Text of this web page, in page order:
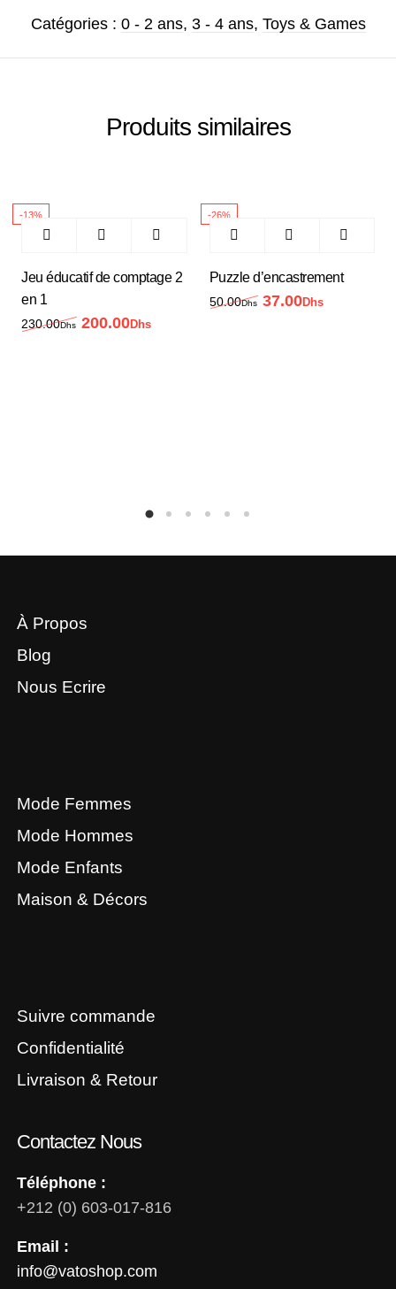
Catégories : 0 - 2 ans, 3 - 4 ans, Toys & Games
Produits similaires
-13%
Jeu éducatif de comptage 2
en 1
230.00Dhs Le prix initial était : 230.00Dhs.
200.00Dhs
-26%
Puzzle d’encastrement
50.00Dhs Le prix initial était :
37.00Dhs
À Propos
Blog
Nous Ecrire
Mode Femmes
Mode Hommes
Mode Enfants
Maison & Décors
Suivre commande
Confidentialité
Livraison & Retour
Contactez Nous
Téléphone :
+212 (0) 603-017-816
Email :
info@vatoshop.com